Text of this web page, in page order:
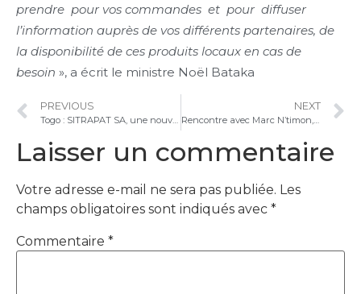
prendre pour vos commandes et pour diffuser
l’information auprès de vos différents partenaires, de
la disponibilité de ces produits locaux en cas de
besoin », a écrit le ministre Noël Bataka
PREVIOUS
Togo : SITRAPAT SA, une nouvelle unité de transformation du maïs qui suscite l’admiration
NEXT
Rencontre avec Marc N’timon, patron de la marque de farine et semoule de maïs EbliFoods
Laisser un commentaire
Votre adresse e-mail ne sera pas publiée. Les
champs obligatoires sont indiqués avec *
Commentaire *